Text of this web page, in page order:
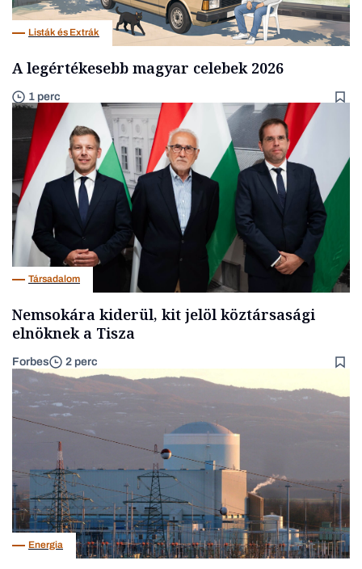
Listák és Extrák
A legértékesebb magyar celebek 2026
1 perc
Társadalom
Nemsokára kiderül, kit jelöl köztársasági
elnöknek a Tisza
Forbes 2 perc
Energia